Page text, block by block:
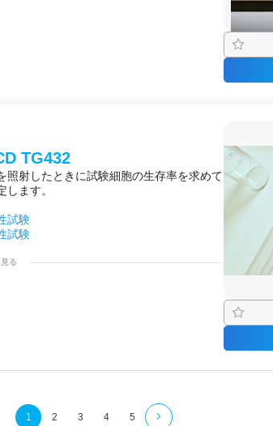
TG432
照射したときに試験細胞の生存率を求めて
ます。
試験
試験
る
1 2 3 4 5